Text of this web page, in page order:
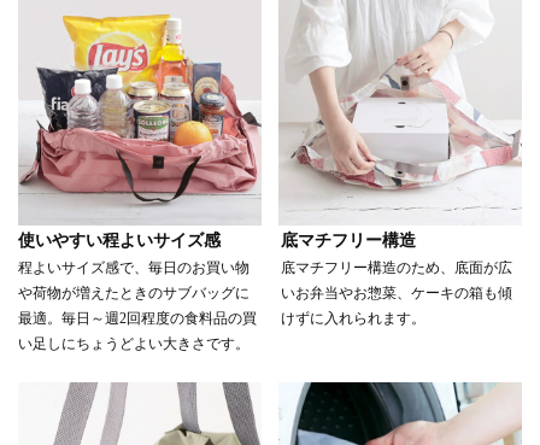
使いやすい程よいサイズ感
程よいサイズ感で、毎日のお買い物
や荷物が増えたときのサブバッグに
最適。毎日～週2回程度の食料品の買
い足しにちょうどよい大きさです。
底マチフリー構造
底マチフリー構造のため、底面が広
いお弁当やお惣菜、ケーキの箱も傾
けずに入れられます。